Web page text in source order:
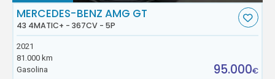
MERCEDES-BENZ AMG GT
43 4MATIC+ - 367CV - 5P
2021
81.000 km
Gasolina
95.000€